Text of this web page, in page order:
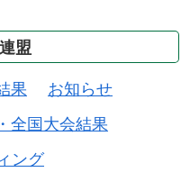
盟
果
お知らせ
全国大会結果
ング